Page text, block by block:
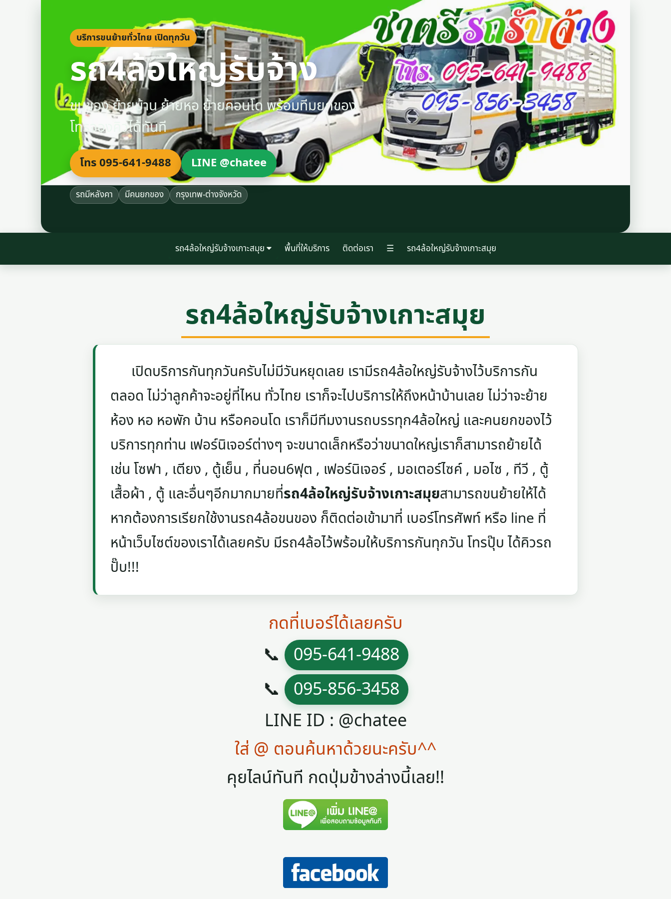
บริการขนย้ายทั่วไทย เปิดทุกวัน
รถ4ล้อใหญ่รับจ้าง
ขนของ ย้ายบ้าน ย้ายหอ ย้ายคอนโด พร้อมทีมยกของ
โทรจองคิวได้ทันที
โทร 095-641-9488 LINE @chatee
รถมีหลังคา มีคนยกของ กรุงเทพ-ต่างจังหวัด
รถ4ล้อใหญ่รับจ้างเกาะสมุย พื้นที่ให้บริการ ติดต่อเรา ☰ รถ4ล้อใหญ่รับจ้างเกาะสมุย
รถ4ล้อใหญ่รับจ้างเกาะสมุย
เปิดบริการกันทุกวันครับไม่มีวันหยุดเลย เรามีรถ4ล้อใหญ่รับจ้างไว้บริการกัน
ตลอด ไม่ว่าลูกค้าจะอยู่ที่ไหน ทั่วไทย เราก็จะไปบริการให้ถึงหน้าบ้านเลย ไม่ว่าจะย้าย
ห้อง หอ หอพัก บ้าน หรือคอนโด เราก็มีทีมงานรถบรรทุก4ล้อใหญ่ และคนยกของไว้
บริการทุกท่าน เฟอร์นิเจอร์ต่างๆ จะขนาดเล็กหรือว่าขนาดใหญ่เราก็สามารถย้ายได้
เช่น โซฟา , เตียง , ตู้เย็น , ที่นอน6ฟุต , เฟอร์นิเจอร์ , มอเตอร์ไซค์ , มอไซ , ทีวี , ตู้
เสื้อผ้า , ตู้ และอื่นๆอีกมากมายที่รถ4ล้อใหญ่รับจ้างเกาะสมุยสามารถขนย้ายให้ได้
หากต้องการเรียกใช้งานรถ4ล้อขนของ ก็ติดต่อเข้ามาที่ เบอร์โทรศัพท์ หรือ line ที่
หน้าเว็บไซต์ของเราได้เลยครับ มีรถ4ล้อไว้พร้อมให้บริการกันทุกวัน โทรปุ๊บ ได้คิวรถ
ปั๊บ!!!
กดที่เบอร์ได้เลยครับ
📞
095-641-9488
📞
095-856-3458
LINE ID : @chatee
ใส่ @ ตอนค้นหาด้วยนะครับ^^
คุยไลน์ทันที กดปุ่มข้างล่างนี้เลย!!